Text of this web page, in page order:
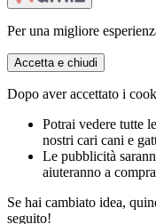
Per una migliore
Accetta e chiudi
Dopo aver accettato i
Potrai vedere tutte
nostri cari cani e
Le pubblicità
aiuteranno a
Se hai cambiato idea,
seguito!